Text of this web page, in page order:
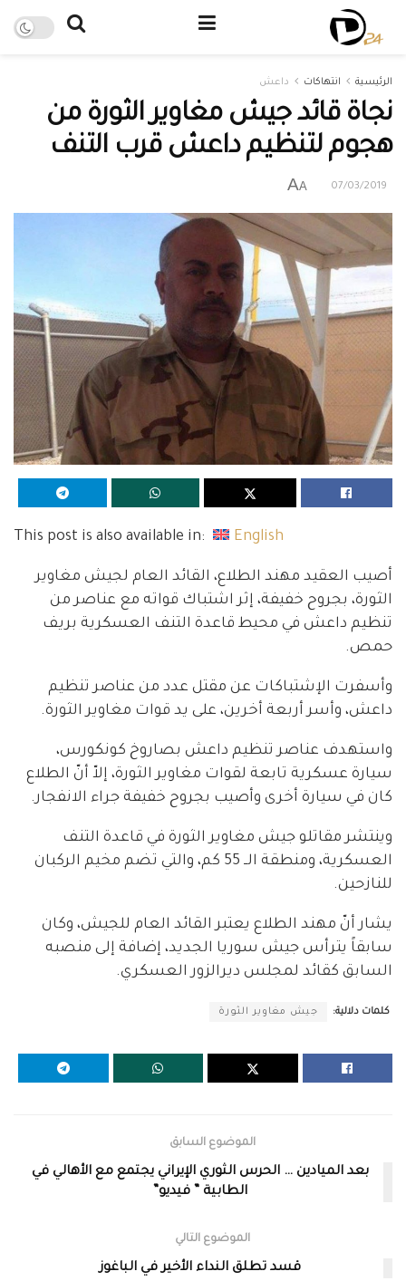
الرئيسية انتهاكات داعش
نجاة قائد جيش مغاوير الثورة من
هجوم لتنظيم داعش قرب التنف
07/03/2019
A
A
This post is also available in: English
أصيب العقيد مهند الطلاع، القائد العام لجيش مغاوير
الثورة، بجروح خفيفة، إثر اشتباك قواته مع عناصر من
تنظيم داعش في محيط قاعدة التنف العسكرية بريف
حمص.
وأسفرت الإشتباكات عن مقتل عدد من عناصر تنظيم
داعش، وأسر أربعة أخرين، على يد قوات مغاوير الثورة.
واستهدف عناصر تنظيم داعش بصاروخ كونكورس،
سيارة عسكرية تابعة لقوات مغاوير الثورة، إلاّ أنّ الطلاع
كان في سيارة أخرى وأصيب بجروح خفيفة جراء الانفجار.
وينتشر مقاتلو جيش مغاوير الثورة في قاعدة التنف
العسكرية، ومنطقة الــ 55 كم، والتي تضم مخيم الركبان
للنازحين.
يشار أنّ مهند الطلاع يعتبر القائد العام للجيش، وكان
سابقاً يترأس جيش سوريا الجديد، إضافة إلى منصبه
السابق كقائد لمجلس ديرالزور العسكري.
كلمات دلالية: جيش مغاوير الثورة
الموضوع السابق
بعد الميادين … الحرس الثوري الإيراني يجتمع مع الأهالي في
الطابية ” فيديو”
الموضوع التالي
قسد تطلق النداء الأخير في الباغوز